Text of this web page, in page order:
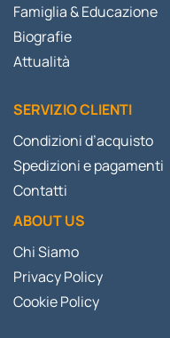
Famiglia & Educazione
Biografie
Attualità
SERVIZIO CLIENTI
Condizioni d’acquisto
Spedizioni e pagamenti
Contatti
ABOUT US
Chi Siamo
Privacy Policy
Cookie Policy